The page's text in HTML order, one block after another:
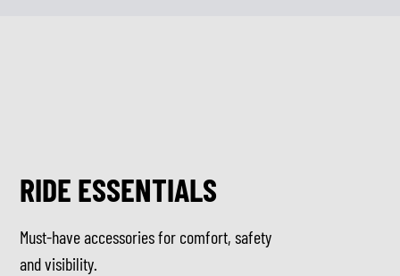
RIDE ESSENTIALS
Must-have accessories for comfort, safety
and visibility.